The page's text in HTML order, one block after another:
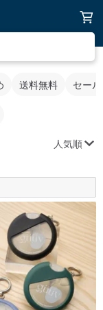
送料無料 セー
人気順